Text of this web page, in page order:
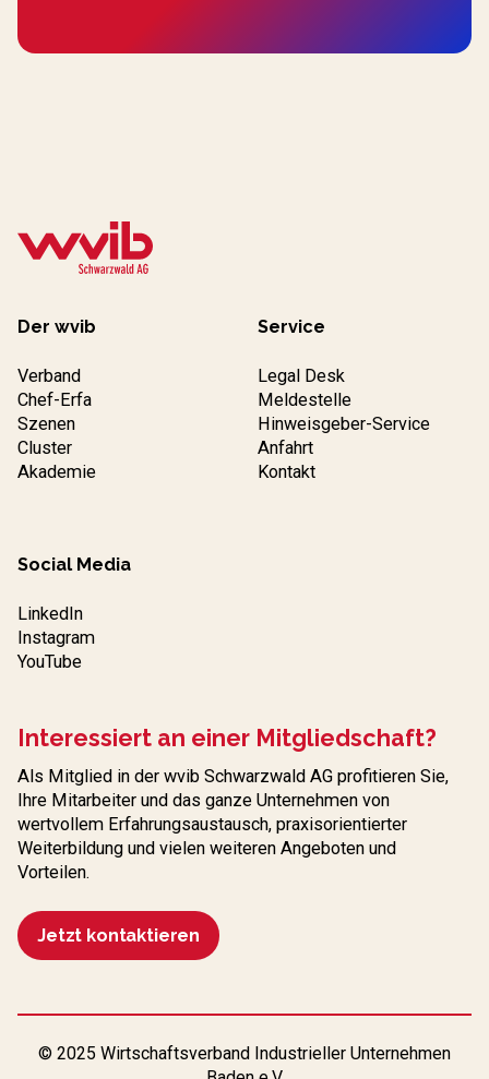
Der wvib
Verband
Chef-Erfa
Szenen
Cluster
Akademie
Service
Legal Desk
Meldestelle
Hinweisgeber-Service
Anfahrt
Kontakt
Social Media
LinkedIn
Instagram
YouTube
Interessiert an einer Mitgliedschaft?
Als Mitglied in der wvib Schwarzwald AG profitieren Sie,
Ihre Mitarbeiter und das ganze Unternehmen von
wertvollem Erfahrungs­austausch, praxisorientierter
Weiterbildung und vielen weiteren Angeboten und
Vorteilen.
Jetzt kontaktieren
© 2025 Wirtschaftsverband Industrieller Unternehmen